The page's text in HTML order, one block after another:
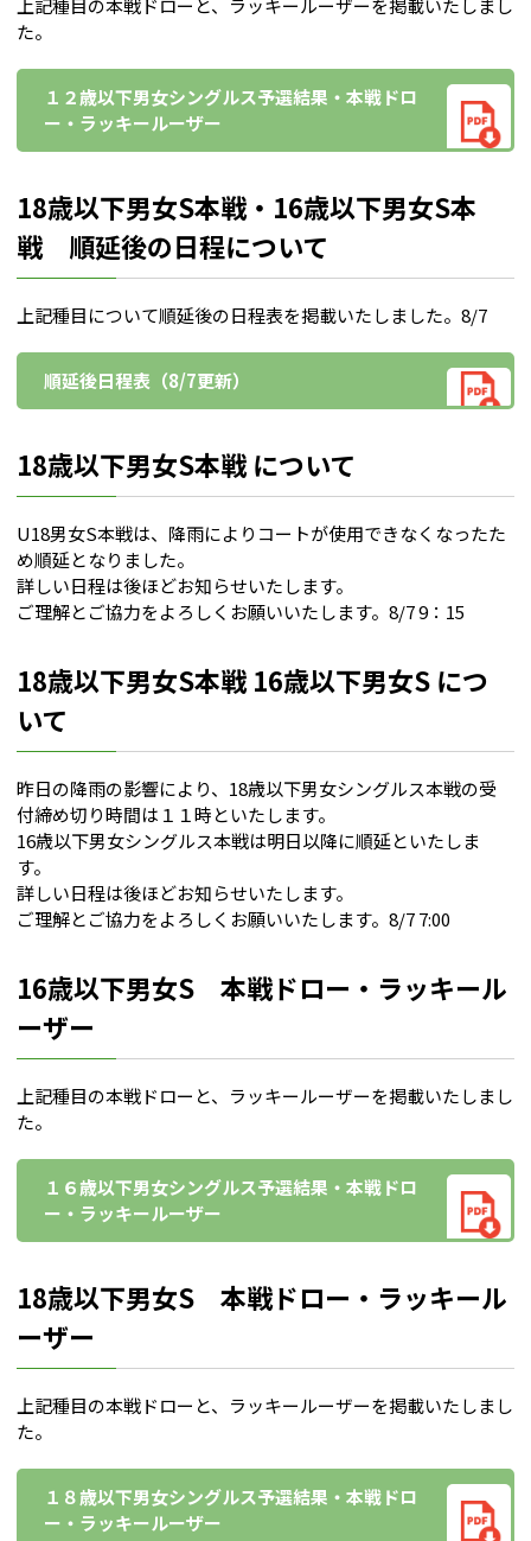
た。
１２歳以下男女シングルス予選結果・本戦ドロ
ー・ラッキールーザー
18歳以下男女S本戦・16歳以下男女S本
戦 順延後の日程について
上記種目について順延後の日程表を掲載いたしました。8/7
順延後日程表（8/7更新）
18歳以下男女S本戦 について
U18男女S本戦は、降雨によりコートが使用できなくなったた
め順延となりました。
詳しい日程は後ほどお知らせいたします。
ご理解とご協力をよろしくお願いいたします。8/7 9：15
18歳以下男女S本戦 16歳以下男女S につ
いて
昨日の降雨の影響により、18歳以下男女シングルス本戦の受
付締め切り時間は１１時といたします。
16歳以下男女シングルス本戦は明日以降に順延といたしま
す。
詳しい日程は後ほどお知らせいたします。
ご理解とご協力をよろしくお願いいたします。8/7 7:00
16歳以下男女S 本戦ドロー・ラッキール
ーザー
上記種目の本戦ドローと、ラッキールーザーを掲載いたしまし
た。
１６歳以下男女シングルス予選結果・本戦ドロ
ー・ラッキールーザー
18歳以下男女S 本戦ドロー・ラッキール
ーザー
上記種目の本戦ドローと、ラッキールーザーを掲載いたしまし
た。
１８歳以下男女シングルス予選結果・本戦ドロ
ー・ラッキールーザー